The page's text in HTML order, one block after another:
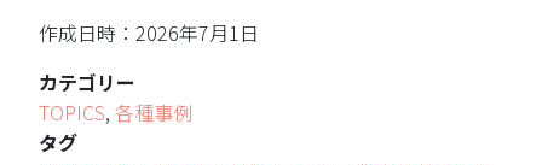
作成日時：2026年7月1日
カテゴリー
TOPICS, 各種事例
タグ